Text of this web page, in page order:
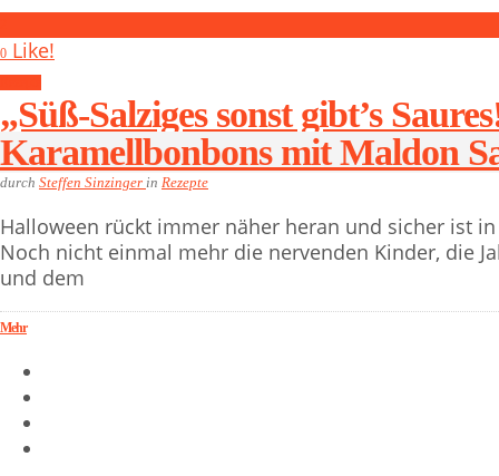
0 Like!
„Süß-Salziges sonst gibt’s
Karamellbonbons mit Maldon
durch Steffen Sinzinger in Rezepte
Halloween rückt immer näher heran und sicher ist
Noch nicht einmal mehr die nervenden Kinder, die
und dem
Mehr